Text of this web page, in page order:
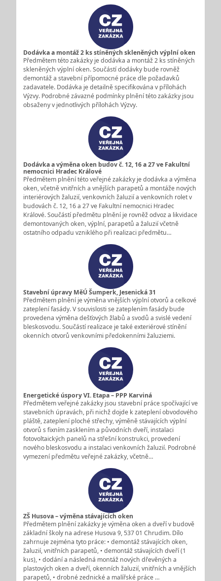
Dodávka a montáž 2 ks stíněných skleněných výplní oken
Předmětem této zakázky je dodávka a montáž 2 ks stíněných
skleněných výplní oken. Součástí dodávky bude rovněž
demontáž a stavební přípomocné práce dle požadavků
zadavatele. Dodávka je detailně specifikována v přílohách
Výzvy. Podrobné závazné podmínky plnění této zakázky jsou
obsaženy v jednotlivých přílohách Výzvy.
Dodávka a výměna oken budov č. 12, 16 a 27 ve Fakultní
nemocnici Hradec Králové
Předmětem plnění této veřejné zakázky je dodávka a výměna
oken, včetně vnitřních a vnějších parapetů a montáže nových
interiérových žaluzií, venkovních žaluzií a venkovních rolet v
budovách č. 12, 16 a 27 ve Fakultní nemocnici Hradec
Králové. Součástí předmětu plnění je rovněž odvoz a likvidace
demontovaných oken, výplní, parapetů a žaluzií včetně
ostatního odpadu vzniklého při realizaci předmětu…
Stavební úpravy MěÚ Šumperk, Jesenická 31
Předmětem plnění je výměna vnějších výplní otvorů a celkové
zateplení fasády. V souvislosti se zateplením fasády bude
provedena výměna dešťových žlabů a svodů a svislé vedení
bleskosvodu. Součástí realizace je také exteriérové stínění
okenních otvorů venkovními předokenními žaluziemi.
Energetické úspory VI. Etapa – PPP Karviná
Předmětem veřejné zakázky jsou stavební práce spočívající ve
stavebních úpravách, při nichž dojde k zateplení obvodového
pláště, zateplení ploché střechy, výměně stávajících výplní
otvorů s fixním zasklením a původních dveří, instalaci
fotovoltaických panelů na střešní konstrukci, provedení
nového bleskosvodu a instalaci venkovních žaluzií. Podrobné
vymezení předmětu veřejné zakázky, včetně…
ZŠ Husova – výměna stávajících oken
Předmětem plnění zakázky je výměna oken a dveří v budově
základní školy na adrese Husova 9, 537 01 Chrudim. Dílo
zahrnuje zejména tyto práce: • demontáž stávajících oken,
žaluzií, vnitřních parapetů, • demontáž stávajících dveří (1
kus), • dodání a následná montáž nových dřevěných a
plastových oken a dveří, okenních žaluzií, vnitřních a vnějších
parapetů, • drobné zednické a malířské práce …